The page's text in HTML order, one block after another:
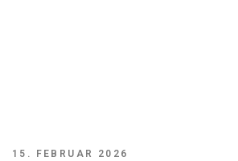
15. FEBRUAR 2026